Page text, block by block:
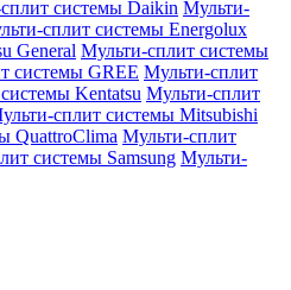
системы Daikin Мульти-
сплит системы Energolux
General Мульти-сплит системы
системы GREE Мульти-сплит
Kentatsu Мульти-сплит
сплит системы Mitsubishi
QuattroClima Мульти-сплит
системы Samsung Мульти-